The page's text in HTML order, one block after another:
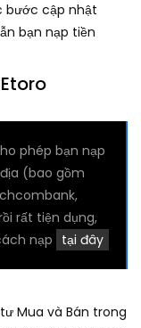
bước cập nhật
bạn nạp tiền
phép bạn nạp
(bao gồm
rất tiện dụng,
nạp tại đây
Mua và Bán trong